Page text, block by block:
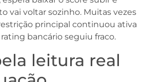
vai voltar sozinho. Muitas vezes
principal continuou ativa
bancário seguiu fraco.
leitura real